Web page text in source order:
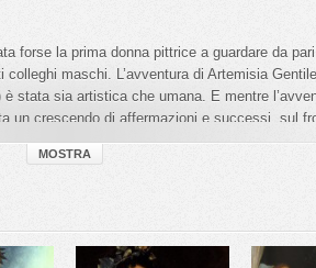
forse la prima donna pittrice a guardare da
colleghi maschi. L’avventura di Artemisia
è stata sia artistica che umana. E mentre
un crescendo di affermazioni e successi, sul
che non accettavano facilmente che una
processo – da cui prenderà le mosse il
false promesse di matrimonio. Il racconto
di questa pittrice che aveva appreso
MOSTRA